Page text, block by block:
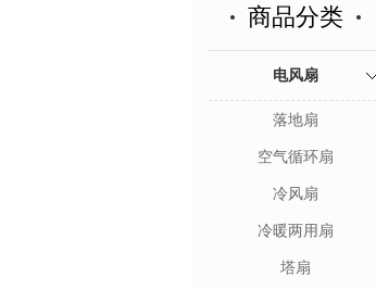
商品分类
电风扇
落地扇
空气循环扇
冷风扇
冷暖两用扇
塔扇